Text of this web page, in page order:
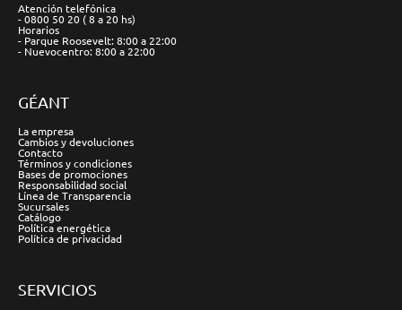
Atención telefónica
- 0800 50 20 ( 8 a 20 hs)
Horarios
- Parque Roosevelt: 8:00 a 22:00
- Nuevocentro: 8:00 a 22:00
GÉANT
La empresa
Cambios y devoluciones
Contacto
Términos y condiciones
Bases de promociones
Responsabilidad social
Línea de Transparencia
Sucursales
Catálogo
Política energética
Política de privacidad
SERVICIOS